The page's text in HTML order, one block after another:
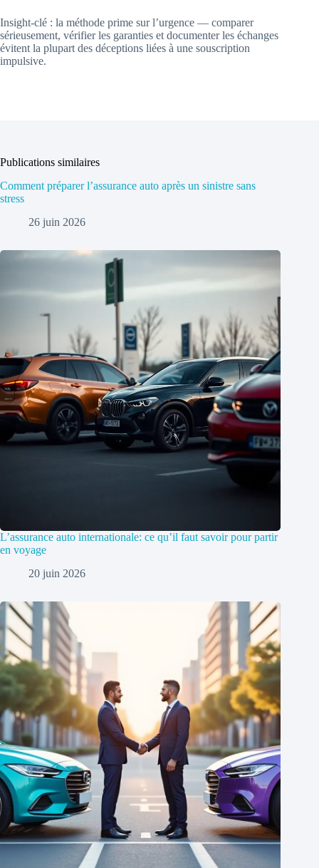
Insight-clé : la méthode prime sur l’urgence — comparer
sérieusement, vérifier les garanties et documenter les échanges
évitent la plupart des déceptions liées à une souscription
impulsive.
Publications similaires
Comment préparer l’assurance auto après un sinistre sans
stress
26 juin 2026
L’assurance auto internationale: ce qu’il faut savoir pour partir
en voyage
20 juin 2026